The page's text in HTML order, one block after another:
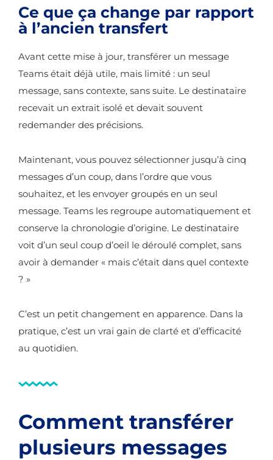
Ce que ça change par rapport
à l’ancien transfert
Avant cette mise à jour, transférer un message
Teams était déjà utile, mais limité : un seul
message, sans contexte, sans suite. Le destinataire
recevait un extrait isolé et devait souvent
redemander des précisions.
Maintenant, vous pouvez sélectionner jusqu’à cinq
messages d’un coup, dans l’ordre que vous
souhaitez, et les envoyer groupés en un seul
message. Teams les regroupe automatiquement et
conserve la chronologie d’origine. Le destinataire
voit d’un seul coup d’oeil le déroulé complet, sans
avoir à demander « mais c’était dans quel contexte
? »
C’est un petit changement en apparence. Dans la
pratique, c’est un vrai gain de clarté et d’efficacité
au quotidien.
Comment transférer
plusieurs messages